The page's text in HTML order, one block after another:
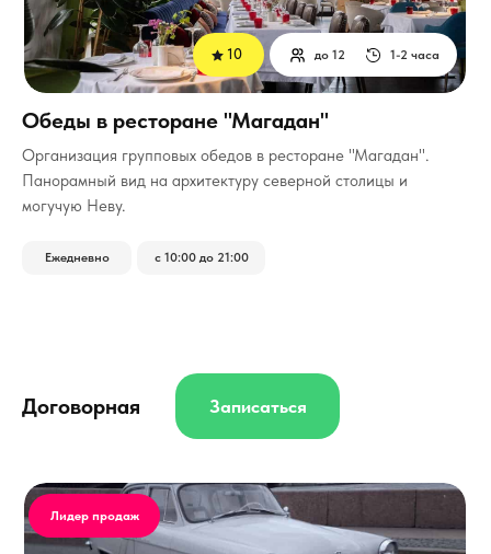
Организация групповых обедов в ресторане "Магадан".
Панорамный вид на архитектуру северной столицы и
могучую Неву.
Договорная
1-2 часа
до 12
Ежедневно с 10:00 до 21:00
Записаться
Обеды в ресторане "Магадан"
10
Лидер продаж